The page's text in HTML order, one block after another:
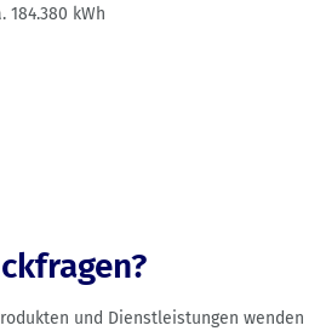
kWh
und Dienstleistungen wenden